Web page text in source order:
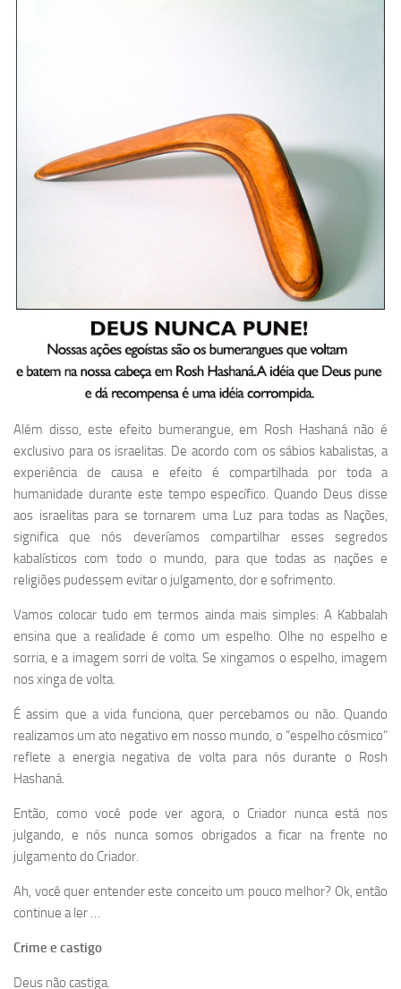
Além disso, este efeito bumerangue, em Rosh Hashaná não é
exclusivo para os israelitas. De acordo com os sábios kabalistas, a
experiência de causa e efeito é compartilhada por toda a
humanidade durante este tempo específico. Quando Deus disse
aos israelitas para se tornarem uma Luz para todas as Nações,
significa que nós deveríamos compartilhar esses segredos
kabalísticos com todo o mundo, para que todas as nações e
religiões pudessem evitar o julgamento, dor e sofrimento.
Vamos colocar tudo em termos ainda mais simples: A Kabbalah
ensina que a realidade é como um espelho. Olhe no espelho e
sorria, e a imagem sorri de volta. Se xingamos o espelho, imagem
nos xinga de volta.
É assim que a vida funciona, quer percebamos ou não. Quando
realizamos um ato negativo em nosso mundo, o “espelho cósmico”
reflete a energia negativa de volta para nós durante o Rosh
Hashaná.
Então, como você pode ver agora, o Criador nunca está nos
julgando, e nós nunca somos obrigados a ficar na frente no
julgamento do Criador.
Ah, você quer entender este conceito um pouco melhor? Ok, então
continue a ler …
Crime e castigo
Deus não castiga.